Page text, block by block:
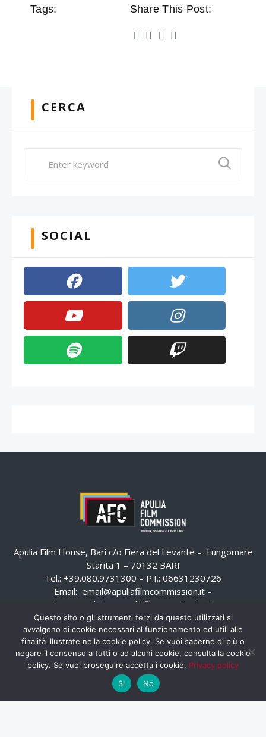
Tags: Share This Post:
CERCA
SOCIAL
Apulia Film House, Bari c/o Fiera del Levante – Lungomare
Starita 1 – 70132 BARI
Tel.: +39.080.9731300 – P.I.: 06631230726
Email: email@apuliafilmcommission.it –
Pec:
email@pec.apuliafilmcommission.it
Questo sito o gli strumenti terzi da questo utilizzati si
avvalgono di cookie necessari al funzionamento ed utili alle
finalità illustrate nella cookie policy. Se vuoi saperne di più o
negare il consenso a tutti o ad alcuni cookie, consulta la cookie
policy. Se vuoi proseguire accetta i cookie. Privacy policy
Si
No